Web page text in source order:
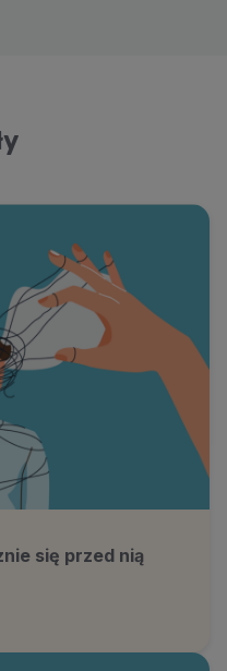
się przed nią